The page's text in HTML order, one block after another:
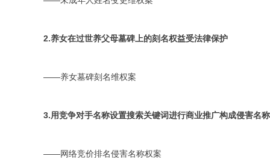
2.养女在过世养父母墓碑上的刻名权益受法律保护
——养女墓碑刻名维权案
3.用竞争对手名称设置搜索关键词进行商业推广构成侵害名
——网络竞价排名侵害名称权案